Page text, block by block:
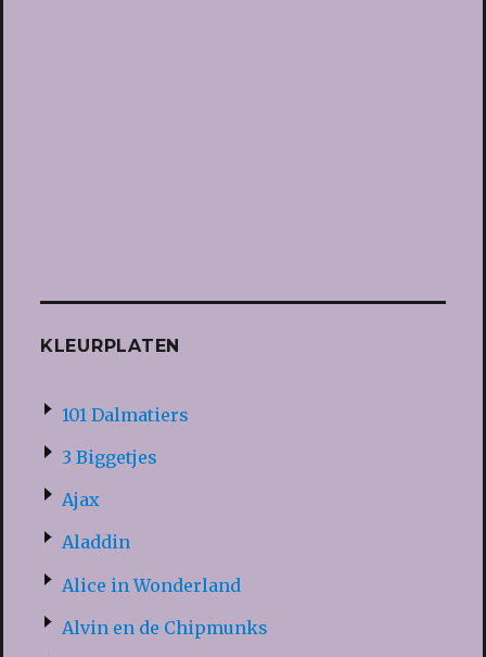
KLEURPLATEN
101 Dalmatiers
3 Biggetjes
Ajax
Aladdin
Alice in Wonderland
Alvin en de Chipmunks